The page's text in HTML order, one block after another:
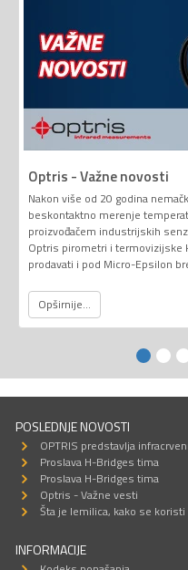
Optris - Važne novosti
Nakon više od 20 godina
beskontaktno merenje
proizvođačem industrijskih
Optris pirometri i termovizijske
prodavati i pod Micro-Epsilon
Opširnije...
POSLEDNJE NOVOSTI
OPTRIS predstavlja
Proslava H-Bridges tima
Proslava H-Bridges tima
Optris - Važne vesti
Šta je lemilica, kako se
INFORMACIJE